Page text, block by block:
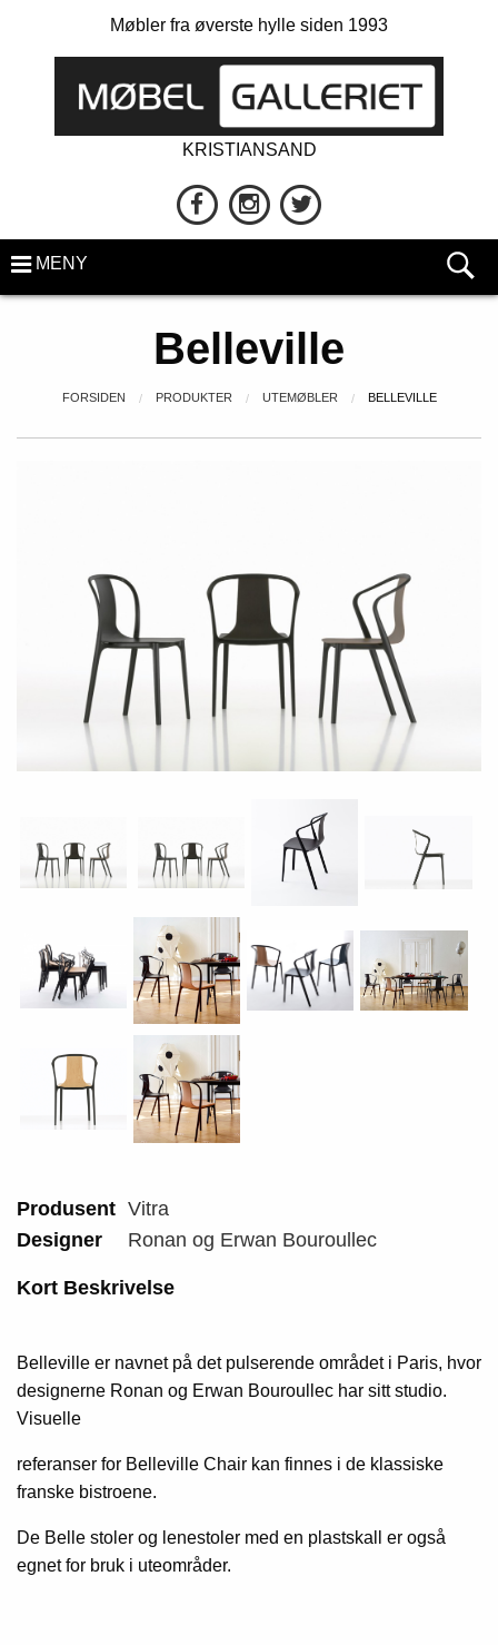
Møbler fra øverste hylle siden 1993
KRISTIANSAND
MENY
Belleville
FORSIDEN PRODUKTER UTEMØBLER BELLEVILLE
Produsent Vitra
Designer
Ronan og Erwan Bouroullec
Kort Beskrivelse
Belleville er navnet på det pulserende området i Paris, hvor
designerne Ronan og Erwan Bouroullec har sitt studio.
Visuelle
referanser for Belleville Chair kan finnes i de klassiske
franske bistroene.
De Belle stoler og lenestoler med en plastskall er også
egnet for bruk i uteområder.